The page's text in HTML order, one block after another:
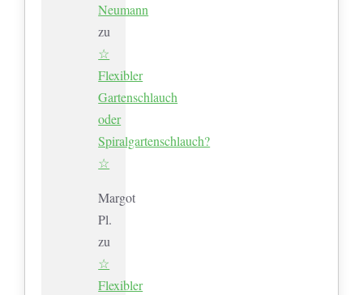
Neumann
zu
☆
Flexibler
Gartenschlauch
oder
Spiralgartenschlauch?
☆
Margot
Pl.
zu
☆
Flexibler